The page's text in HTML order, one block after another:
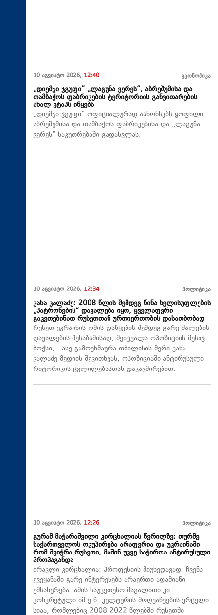
10 აგვისტო 2026, 12:40 ეკონომიკა
„დიემჯი ჯგუფი” „ლაგუნა ვერეს“, აბრეშუმისა და
თამბაქოს ფაბრიკების ტერიტორიის განვითარების
ახალ ეტაპს იწყებს
„დიემჯი ჯგუფი” ოფიციალურად აანონსებს ყოფილი
აბრეშუმისა და თამბაქოს ფაბრიკებისა და „ლაგუნა
ვერეს“ საკუთრებაში გადასვლას.
10 აგვისტო 2026, 12:34 პოლიტიკა
კახა კალაძე: 2008 წლის შემდეგ წინა ხელისუფლების
„პატრონების“ დავალება იყო, ყველაფერი
გაკეთებინათ რუსეთთან ურთიერთობის დასათბობად
რუსეთ-უკრაინის ომის დაწყების შემდეგ გარე ძალების
დავალების შესაბამისად, შეიცვალა ოპოზიციის მესიჯ
ბოქსი, - ასე გამოეხმაურა თბილისის მერი კახა
კალაძე მედიის შეკითხვას, ოპოზიციაში ანტირუსული
რიტორიკის ცვლილებასთან დაკავშირებით.
10 აგვისტო 2026, 12:26 პოლიტიკა
გურამ მაჭარაშვილი კირცხალიას წერილზე: თურმე
საქართველოს ოკუპირება არაფერია და უკრაინაში
რომ შეიჭრა რუსეთი, მაშინ უკვე საჭიროა ანტირუსული
პროპაგანდა
ირაკლი კირცხალია: პროფესიის მიუხედავად, ჩვენს
ქვეყანაში გარე ინტერესებს არაერთი ადამიანი
ემსახურება. ამის საუკეთესო მაგალითი კი
კონკრეტული იმ ე.წ. კულტურის მოღვაწეების ვრცელი
სიაა, რომლებიც 2008-2022 წლებში რუსეთში